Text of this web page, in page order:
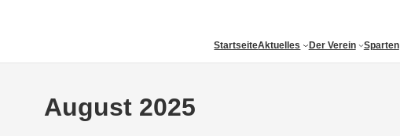
StartseiteAktuelles Der Verein Sparten
August 2025